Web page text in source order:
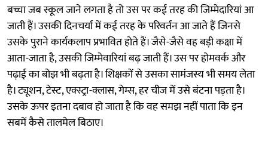
बच्चा जब स्कूल जाने लगता है तो उस पर कई तरह की जिम्मेदारियां आ
जाती हैं। उसकी दिनचर्या में कई तरह के परिवर्तन आ जाते हैं जिनसे
उसके पुराने कार्यकलाप प्रभावित होते हैं। जैसे-जैसे वह बड़ी कक्षा में
आता-जाता है, उसकी जिम्मेवारियां बढ़ जाती हैं। उस पर होमवर्क और
पढ़ाई का बोझ भी बढ़ता है। शिक्षकों से उसका सामंजस्य भी समय लेता
है। ट्यूशन, टेस्ट, एक्स्ट्रा-क्लास, गेम्स, हर चीज में उसे बंटना पड़ता है।
उसके ऊपर इतना दबाव हो जाता है कि वह समझ नहीं पाता कि इन
सबमें कैसे तालमेल बिठाए।